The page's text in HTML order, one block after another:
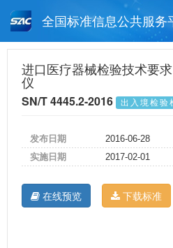
全国标准信息公共服务
标准公告
进口医疗器械检验技术要
仪
SN/T 4445.2-2016 出入境检验
发布日期
2016-06-28
实施日期
2017-02-01
在线预览 下载标准